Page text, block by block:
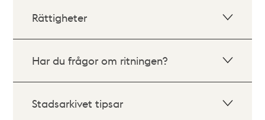
Rättigheter
Har du frågor om ritningen?
Stadsarkivet tipsar